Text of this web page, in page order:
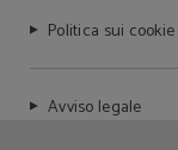
Politica sui cookie
Avviso legale